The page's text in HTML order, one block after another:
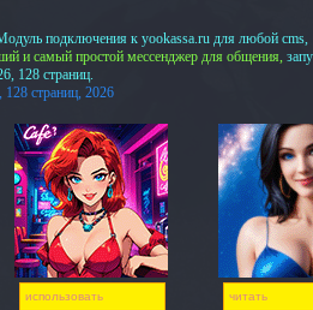
подключения к yookassa.ru для любой cms,
и самый простой мессенджер для общения,
128 страниц.
128 страниц, 2026
использовать читать